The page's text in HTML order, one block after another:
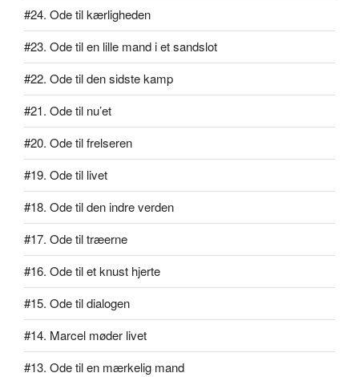
#24. Ode til kærligheden
#23. Ode til en lille mand i et sandslot
#22. Ode til den sidste kamp
#21. Ode til nu’et
#20. Ode til frelseren
#19. Ode til livet
#18. Ode til den indre verden
#17. Ode til træerne
#16. Ode til et knust hjerte
#15. Ode til dialogen
#14. Marcel møder livet
#13. Ode til en mærkelig mand